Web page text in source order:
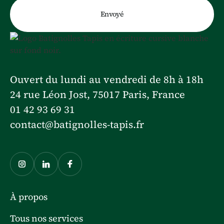
Ouvert du lundi au vendredi de 8h à 18h
24 rue Léon Jost, 75017 Paris, France
01 42 93 69 31
contact@batignolles-tapis.fr
À propos
Tous nos services